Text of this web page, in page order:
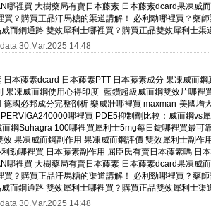
哪裡買 大樹藥局有賣日本藤素 日本藤素dcard果凍威
買？購買正品汗馬糖的渠道講解！
必利勁哪裡買？藥
而鋼通路 雙效犀利士哪裡買？購買正品雙效犀利士渠
30.Mar.2025 14:48
日本藤素dcard 日本藤素PTT 日本藤素成分 果凍威而鋼
果凍威而鋼使用心得印度–藍鑽超級威而鋼雙效片哪裡
德國必邦成分完整剖析 樂威壯哪裡買 maxman-美國增
哪裡買 PDE5抑制劑比較：威而鋼vs
而鋼Suhagra 100哪裡買犀利士5mg每日錠哪裡買最可
效 果凍威而鋼副作用 果凍威而鋼評價 雙效犀利士副作
利勁哪裡買 日本藤素副作用 屈臣氏有賣日本藤素嗎 日
哪裡買 大樹藥局有賣日本藤素 日本藤素dcard果凍威
買？購買正品汗馬糖的渠道講解！
必利勁哪裡買？藥
而鋼通路 雙效犀利士哪裡買？購買正品雙效犀利士渠
30.Mar.2025 14:48